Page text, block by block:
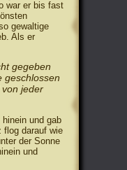
war er bis fast
gewaltige
Als er
gegeben
geschlossen
jeder
und gab
flog darauf wie
der Sonne
und